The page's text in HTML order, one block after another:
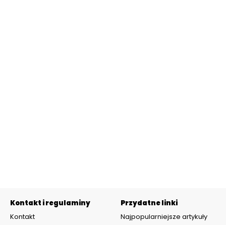
Kontakt i regulaminy
Kontakt
Przydatne linki
Najpopularniejsze artykuły